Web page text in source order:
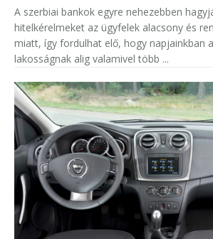
A szerbiai bankok egyre nehezebben
hitelkérelmeket az ügyfelek alacsony és
miatt, így fordulhat elő, hogy napjainkban
lakosságnak alig valamivel több ...